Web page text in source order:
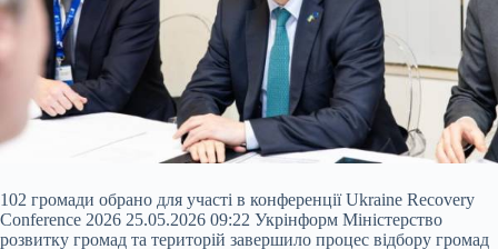
102 громади обрано для участі в конференції Ukraine Recovery
Conference 2026 25.05.2026 09:22 Укрінформ Міністерство
розвитку громад та територій завершило процес відбору громад